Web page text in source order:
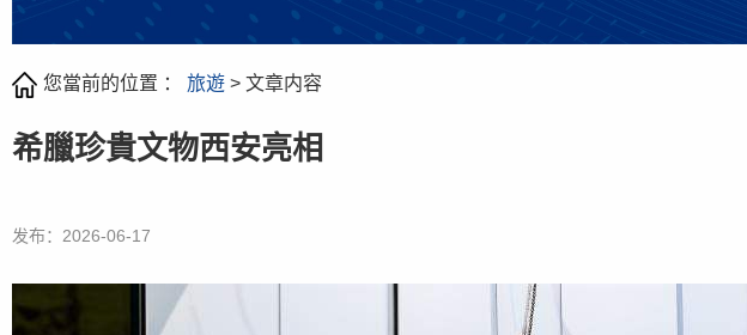
您當前的位置 ： 旅遊 > 文章内容
希臘珍貴文物西安亮相
发布：2026-06-17